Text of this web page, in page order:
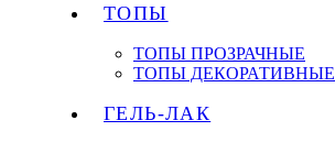
ТОПЫ
ТОПЫ ПРОЗРАЧНЫЕ
ТОПЫ ДЕКОРАТИВНЫЕ
ГЕЛЬ-ЛАК